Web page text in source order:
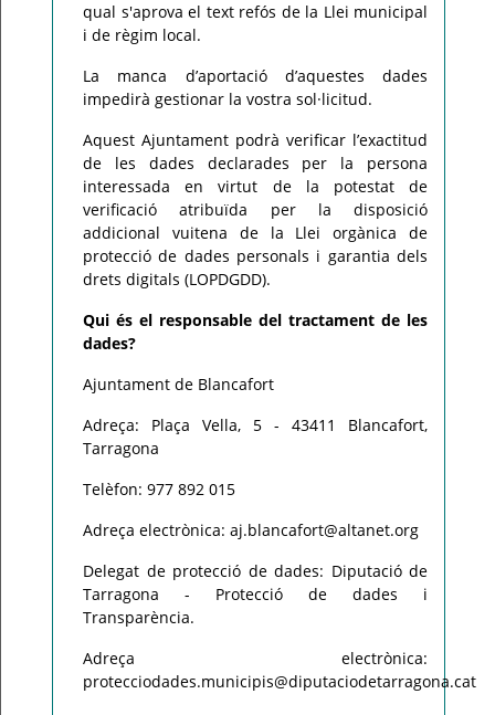
qual s'aprova el text refós de la Llei municipal
i de règim local.
La manca d’aportació d’aquestes dades
impedirà gestionar la vostra sol·licitud.
Aquest Ajuntament podrà verificar l’exactitud
de les dades declarades per la persona
interessada en virtut de la potestat de
verificació atribuïda per la disposició
addicional vuitena de la Llei orgànica de
protecció de dades personals i garantia dels
drets digitals (LOPDGDD).
Qui és el responsable del tractament de les
dades?
Ajuntament de Blancafort
Adreça: Plaça Vella, 5 - 43411 Blancafort,
Tarragona
Telèfon: 977 892 015
Adreça electrònica: aj.blancafort@altanet.org
Delegat de protecció de dades: Diputació de
Tarragona - Protecció de dades i
Transparència.
Adreça electrònica:
protecciodades.municipis@diputaciodetarragona.cat